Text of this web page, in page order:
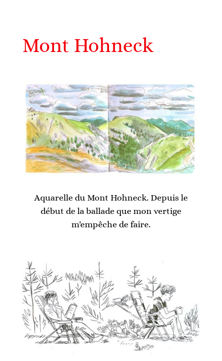
Mont Hohneck
Aquarelle du Mont Hohneck. Depuis le
début de la ballade que mon vertige
m'empêche de faire.